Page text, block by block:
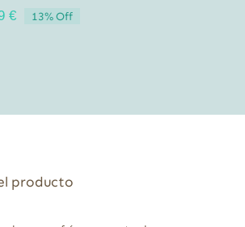
€El
13% Off
producto